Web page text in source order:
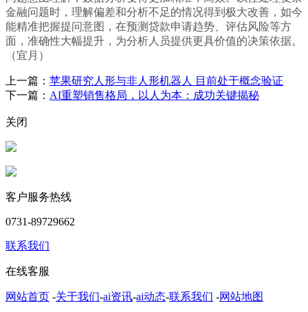
金融问题时，理解偏差和分析不足的情况得到极大改善，如今
能精准把握提问意图，在预测贷款申请趋势、评估风险等方
面，准确性大幅提升，为分析人员提供更具价值的决策依据。
（宜月）
上一篇： 苹果研究人形与非人形机器人 目前处于概念验证
下一篇： AI重塑销售格局，以人为本：成功关键揭秘
关闭
客户服务热线
0731-89729662
联系我们
在线客服
网站首页 -关于我们-ai资讯-ai动态-联系我们 -网站地图